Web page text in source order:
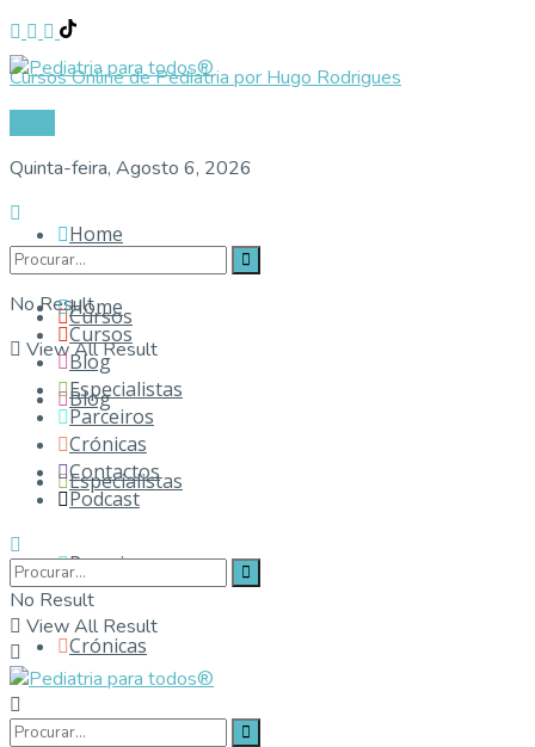
Cursos Online de Pediatria por Hugo Rodrigues
Quinta-feira, Agosto 6, 2026
No Result
View All Result
Home
Cursos
Blog
Especialistas
Parceiros
Crónicas
Contactos
Home
Cursos
Blog
Especialistas
Parceiros
Crónicas
Contactos
Podcast
No Result
View All Result